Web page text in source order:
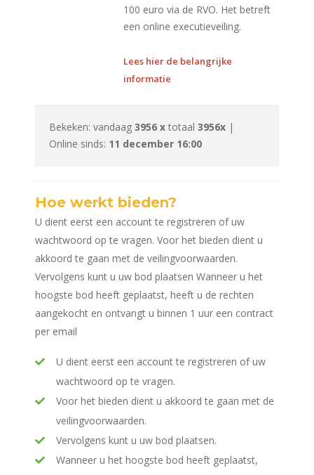
100 euro via de RVO. Het betreft
een online executieveiling.
Lees hier de belangrijke
informatie
Bekeken: vandaag 3956 x totaal 3956x |
Online sinds: 11 december 16:00
Hoe werkt bieden?
U dient eerst een account te registreren of uw
wachtwoord op te vragen. Voor het bieden dient u
akkoord te gaan met de veilingvoorwaarden.
Vervolgens kunt u uw bod plaatsen Wanneer u het
hoogste bod heeft geplaatst, heeft u de rechten
aangekocht en ontvangt u binnen 1 uur een contract
per email
U dient eerst een account te registreren of uw
wachtwoord op te vragen.
Voor het bieden dient u akkoord te gaan met de
veilingvoorwaarden.
Vervolgens kunt u uw bod plaatsen.
Wanneer u het hoogste bod heeft geplaatst,